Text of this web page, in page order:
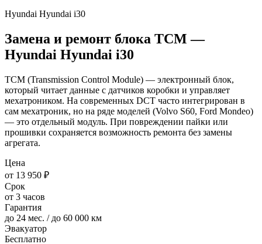
Hyundai Hyundai i30
Замена и ремонт блока TCM —
Hyundai Hyundai i30
TCM (Transmission Control Module) — электронный блок,
который читает данные с датчиков коробки и управляет
мехатроником. На современных DCT часто интегрирован в
сам мехатроник, но на ряде моделей (Volvo S60, Ford Mondeo)
— это отдельный модуль. При повреждении пайки или
прошивки сохраняется возможность ремонта без замены
агрегата.
Цена
от 13 950 ₽
Срок
от 3 часов
Гарантия
до 24 мес. / до 60 000 км
Эвакуатор
Бесплатно